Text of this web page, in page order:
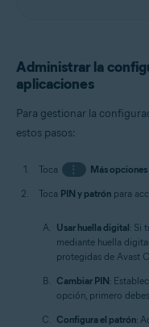
Administrar la
aplicaciones
Para gestionar la
estos pasos:
Toca ⋮ Más opciones
Toca PIN y patrón para
Usar huella digital: Si
mediante huella
protegidas de Avast
Cambiar PIN:
opción, primero
Configura el patrón: